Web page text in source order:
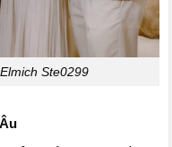
Ste0299